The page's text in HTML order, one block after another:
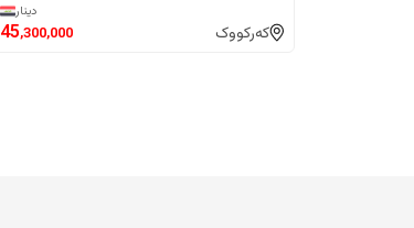
کەرکووک
دینار
45,300,000